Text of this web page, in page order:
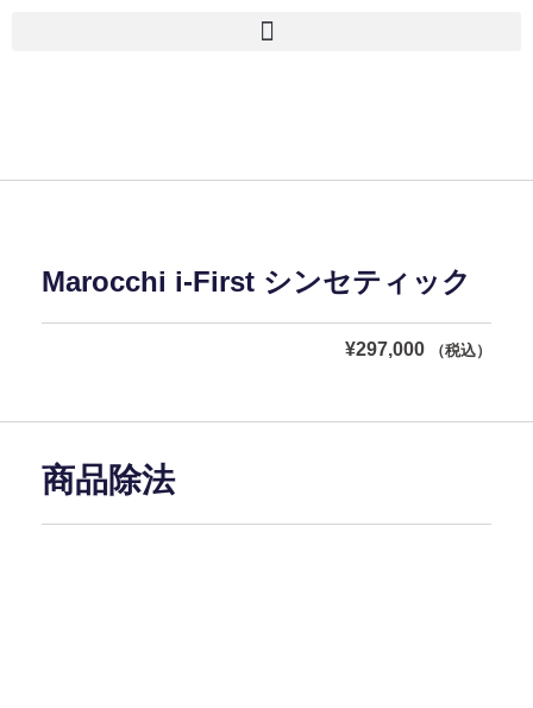
Marocchi i-First シンセティック
¥297,000 （税込）
商品除法